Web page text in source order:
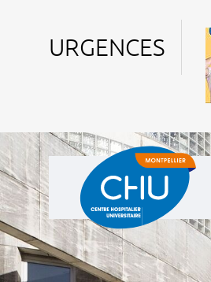
URGENCES